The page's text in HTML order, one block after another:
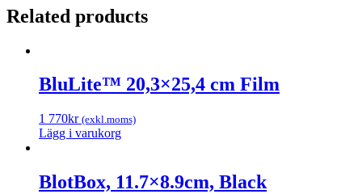
Related products
BluLite™ 20,3×25,4 cm Film
1 770kr (exkl.moms)
Lägg i varukorg
BlotBox, 11.7×8.9cm, Black